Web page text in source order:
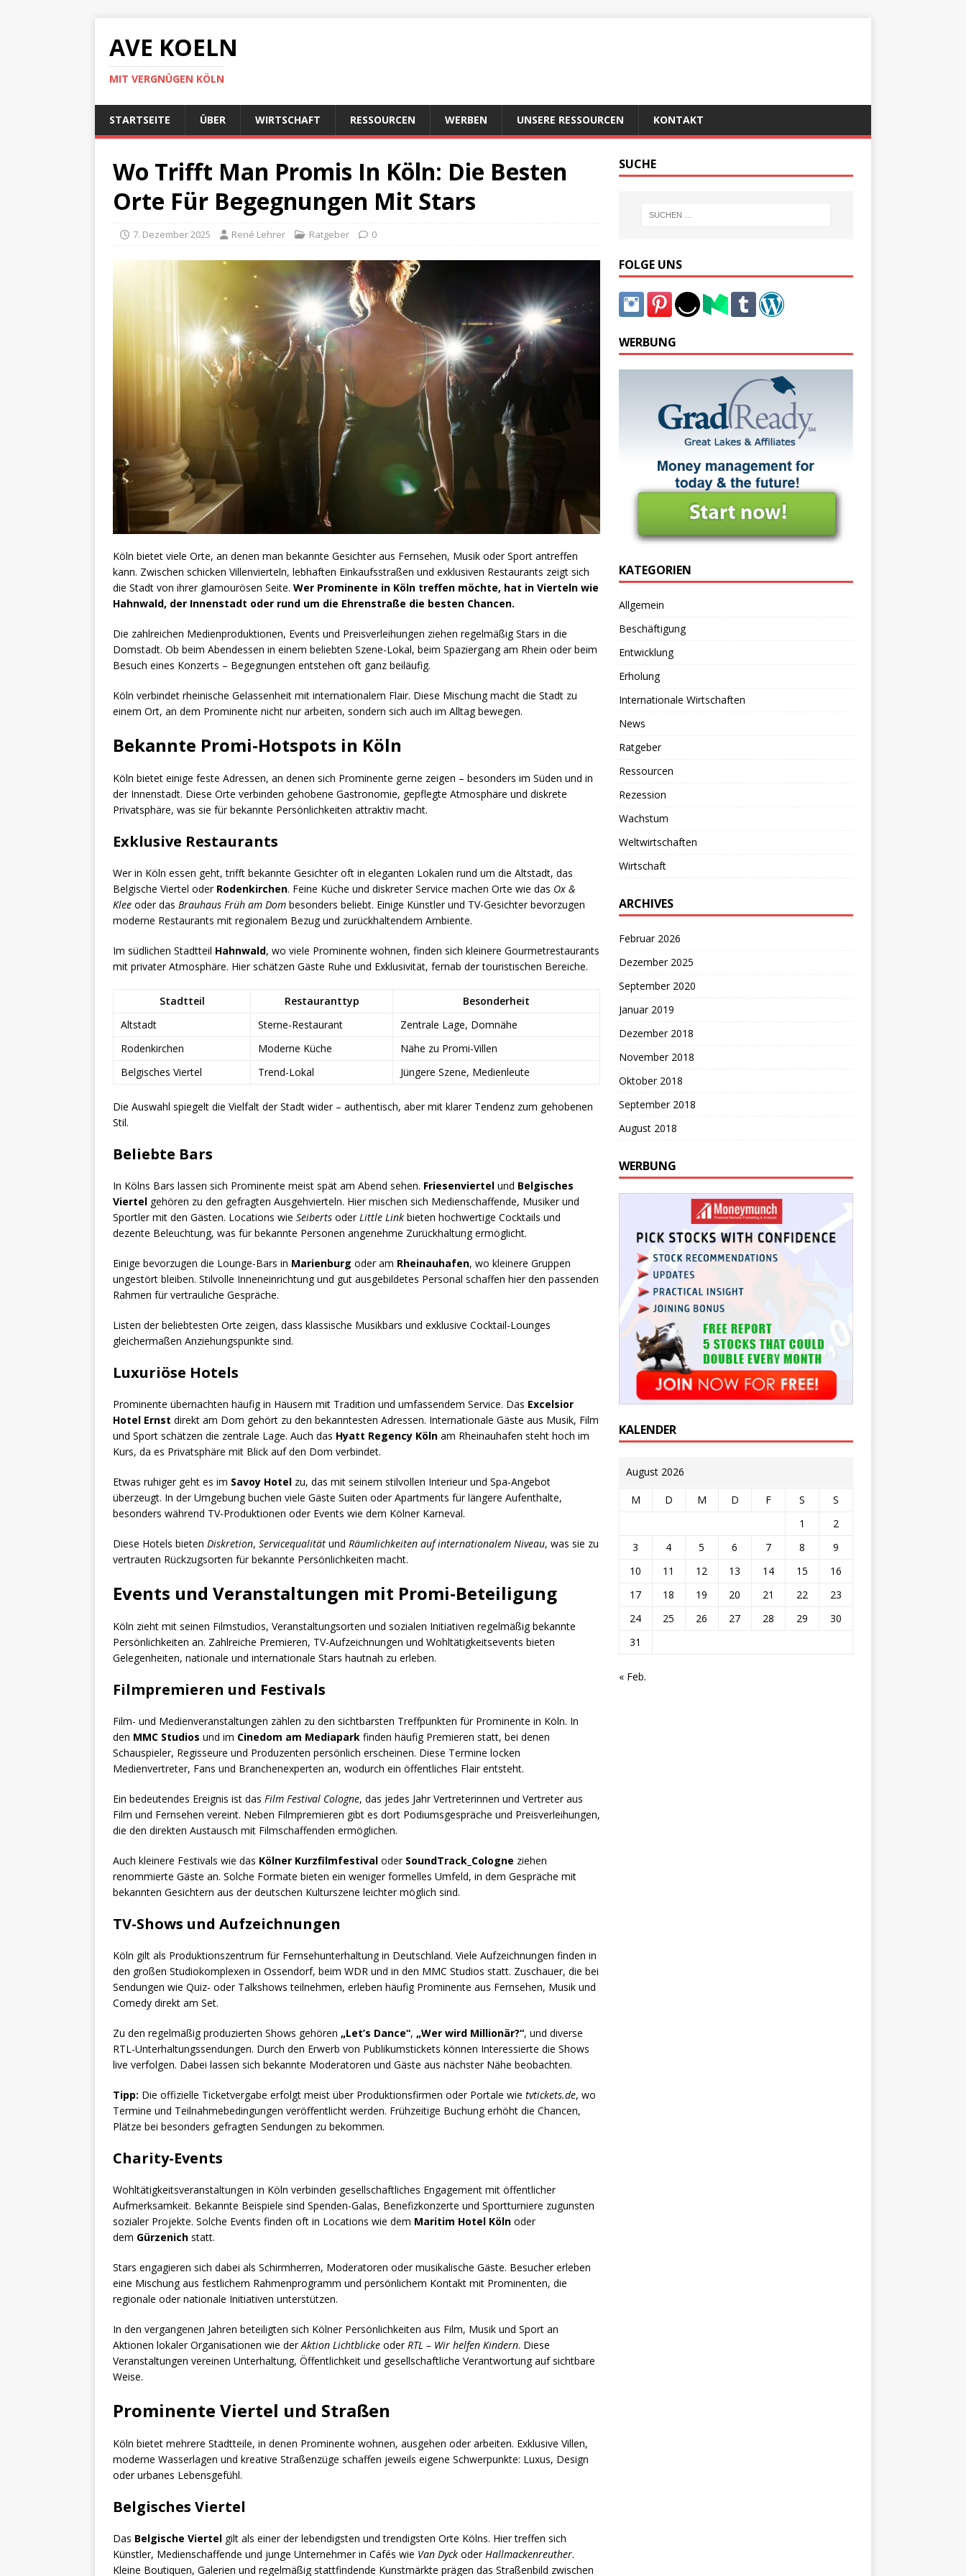
AVE KOELN
MIT VERGNÜGEN KÖLN
STARTSEITE ÜBER WIRTSCHAFT RESSOURCEN WERBEN UNSERE RESSOURCEN KONTAKT
Wo Trifft Man Promis In Köln: Die Besten
Orte Für Begegnungen Mit Stars
7. Dezember 2025 René Lehrer Ratgeber 0
Köln bietet viele Orte, an denen man bekannte Gesichter aus Fernsehen, Musik oder Sport antreffen
kann. Zwischen schicken Villenvierteln, lebhaften Einkaufsstraßen und exklusiven Restaurants zeigt sich
die Stadt von ihrer glamourösen Seite. Wer Prominente in Köln treffen möchte, hat in Vierteln wie
Hahnwald, der Innenstadt oder rund um die Ehrenstraße die besten Chancen.
Die zahlreichen Medienproduktionen, Events und Preisverleihungen ziehen regelmäßig Stars in die
Domstadt. Ob beim Abendessen in einem beliebten Szene-Lokal, beim Spaziergang am Rhein oder beim
Besuch eines Konzerts – Begegnungen entstehen oft ganz beiläufig.
Köln verbindet rheinische Gelassenheit mit internationalem Flair. Diese Mischung macht die Stadt zu
einem Ort, an dem Prominente nicht nur arbeiten, sondern sich auch im Alltag bewegen.
Bekannte Promi-Hotspots in Köln
Köln bietet einige feste Adressen, an denen sich Prominente gerne zeigen – besonders im Süden und in
der Innenstadt. Diese Orte verbinden gehobene Gastronomie, gepflegte Atmosphäre und diskrete
Privatsphäre, was sie für bekannte Persönlichkeiten attraktiv macht.
Exklusive Restaurants
Wer in Köln essen geht, trifft bekannte Gesichter oft in eleganten Lokalen rund um die Altstadt, das
Belgische Viertel oder Rodenkirchen. Feine Küche und diskreter Service machen Orte wie das Ox &
Klee oder das Brauhaus Früh am Dom besonders beliebt. Einige Künstler und TV-Gesichter bevorzugen
moderne Restaurants mit regionalem Bezug und zurückhaltendem Ambiente.
Im südlichen Stadtteil Hahnwald, wo viele Prominente wohnen, finden sich kleinere Gourmetrestaurants
mit privater Atmosphäre. Hier schätzen Gäste Ruhe und Exklusivität, fernab der touristischen Bereiche.
Stadtteil Restauranttyp
Besonderheit
Altstadt
Sterne-Restaurant
Zentrale Lage, Domnähe
Rodenkirchen
Moderne Küche
Nähe zu Promi-Villen
Belgisches Viertel
Trend-Lokal Jüngere Szene, Medienleute
Die Auswahl spiegelt die Vielfalt der Stadt wider – authentisch, aber mit klarer Tendenz zum gehobenen
Stil.
Beliebte Bars
In Kölns Bars lassen sich Prominente meist spät am Abend sehen. Friesenviertel und Belgisches
Viertel gehören zu den gefragten Ausgehvierteln. Hier mischen sich Medienschaffende, Musiker und
Sportler mit den Gästen. Locations wie Seiberts oderLittle Link bieten hochwertige Cocktails und
dezente Beleuchtung, was für bekannte Personen angenehme Zurückhaltung ermöglicht.
Einige bevorzugen die Lounge-Bars in Marienburg oder am Rheinauhafen, wo kleinere Gruppen
ungestört bleiben. Stilvolle Inneneinrichtung und gut ausgebildetes Personal schaffen hier den passenden
Rahmen für vertrauliche Gespräche.
Listen der beliebtesten Orte zeigen, dass klassische Musikbars und exklusive Cocktail-Lounges
gleichermaßen Anziehungspunkte sind.
Luxuriöse Hotels
Prominente übernachten häufig in Häusern mit Tradition und umfassendem Service. Das Excelsior
Hotel Ernst direkt am Dom gehört zu den bekanntesten Adressen. Internationale Gäste aus Musik, Film
und Sport schätzen die zentrale Lage. Auch das Hyatt Regency Köln am Rheinauhafen steht hoch im
Kurs, da es Privatsphäre mit Blick auf den Dom verbindet.
Etwas ruhiger geht es im Savoy Hotel zu, das mit seinem stilvollen Interieur und Spa-Angebot
überzeugt. In der Umgebung buchen viele Gäste Suiten oder Apartments für längere Aufenthalte,
besonders während TV-Produktionen oder Events wie dem Kölner Karneval.
Diese Hotels bieten Diskretion, Servicequalität und Räumlichkeiten auf internationalem Niveau, was sie zu
vertrauten Rückzugsorten für bekannte Persönlichkeiten macht.
Events und Veranstaltungen mit Promi-Beteiligung
Köln zieht mit seinen Filmstudios, Veranstaltungsorten und sozialen Initiativen regelmäßig bekannte
Persönlichkeiten an. Zahlreiche Premieren, TV-Aufzeichnungen und Wohltätigkeitsevents bieten
Gelegenheiten, nationale und internationale Stars hautnah zu erleben.
Filmpremieren und Festivals
Film- und Medienveranstaltungen zählen zu den sichtbarsten Treffpunkten für Prominente in Köln. In
den MMC Studios und im Cinedom am Mediapark finden häufig Premieren statt, bei denen
Schauspieler, Regisseure und Produzenten persönlich erscheinen. Diese Termine locken
Medienvertreter, Fans und Branchenexperten an, wodurch ein öffentliches Flair entsteht.
Ein bedeutendes Ereignis ist das Film Festival Cologne, das jedes Jahr Vertreterinnen und Vertreter aus
Film und Fernsehen vereint. Neben Filmpremieren gibt es dort Podiumsgespräche und Preisverleihungen,
die den direkten Austausch mit Filmschaffenden ermöglichen.
Auch kleinere Festivals wie das Kölner Kurzfilmfestival oder SoundTrack_Cologne ziehen
renommierte Gäste an. Solche Formate bieten ein weniger formelles Umfeld, in dem Gespräche mit
bekannten Gesichtern aus der deutschen Kulturszene leichter möglich sind.
TV-Shows und Aufzeichnungen
Köln gilt als Produktionszentrum für Fernsehunterhaltung in Deutschland. Viele Aufzeichnungen finden in
den großen Studiokomplexen in Ossendorf, beim WDR und in den MMC Studios statt. Zuschauer, die bei
Sendungen wie Quiz- oder Talkshows teilnehmen, erleben häufig Prominente aus Fernsehen, Musik und
Comedy direkt am Set.
Zu den regelmäßig produzierten Shows gehören „Let’s Dance“, „Wer wird Millionär?“, und diverse
RTL-Unterhaltungssendungen. Durch den Erwerb von Publikumstickets können Interessierte die Shows
live verfolgen. Dabei lassen sich bekannte Moderatoren und Gäste aus nächster Nähe beobachten.
Tipp: Die offizielle Ticketvergabe erfolgt meist über Produktionsfirmen oder Portale wie tvtickets.de, wo
Termine und Teilnahmebedingungen veröffentlicht werden. Frühzeitige Buchung erhöht die Chancen,
Plätze bei besonders gefragten Sendungen zu bekommen.
Charity-Events
Wohltätigkeitsveranstaltungen in Köln verbinden gesellschaftliches Engagement mit öffentlicher
Aufmerksamkeit. Bekannte Beispiele sind Spenden-Galas, Benefizkonzerte und Sportturniere zugunsten
sozialer Projekte. Solche Events finden oft in Locations wie dem Maritim Hotel Köln oder
dem Gürzenich statt.
Stars engagieren sich dabei als Schirmherren, Moderatoren oder musikalische Gäste. Besucher erleben
eine Mischung aus festlichem Rahmenprogramm und persönlichem Kontakt mit Prominenten, die
regionale oder nationale Initiativen unterstützen.
In den vergangenen Jahren beteiligten sich Kölner Persönlichkeiten aus Film, Musik und Sport an
Aktionen lokaler Organisationen wie derAktion Lichtblicke oderRTL – Wir helfen Kindern. Diese
Veranstaltungen vereinen Unterhaltung, Öffentlichkeit und gesellschaftliche Verantwortung auf sichtbare
Weise.
Prominente Viertel und Straßen
Köln bietet mehrere Stadtteile, in denen Prominente wohnen, ausgehen oder arbeiten. Exklusive Villen,
moderne Wasserlagen und kreative Straßenzüge schaffen jeweils eigene Schwerpunkte: Luxus, Design
oder urbanes Lebensgefühl.
Belgisches Viertel
Das Belgische Viertel gilt als einer der lebendigsten und trendigsten Orte Kölns. Hier treffen sich
Künstler, Medienschaffende und junge Unternehmer in Cafés wie Van Dyck oderHallmackenreuther.
Kleine Boutiquen, Galerien und regelmäßig stattfindende Kunstmärkte prägen das Straßenbild zwischen
SUCHE
FOLGE UNS
WERBUNG
KATEGORIEN
Allgemein
Beschäftigung
Entwicklung
Erholung
Internationale Wirtschaften
News
Ratgeber
Ressourcen
Rezession
Wachstum
Weltwirtschaften
Wirtschaft
ARCHIVES
Februar 2026
Dezember 2025
September 2020
Januar 2019
Dezember 2018
November 2018
Oktober 2018
September 2018
August 2018
WERBUNG
KALENDER
August 2026
M D M D F S
S
1
2
3
4 5 6 7 8
9
10
11 12 13 14 15
16
17
18 19 20 21 22
23
24
25 26 27 28 29
30
31
« Feb.